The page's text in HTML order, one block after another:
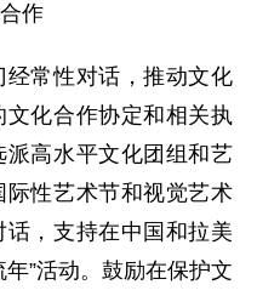
作
常性对话，推动文化
化合作协定和相关执
高水平文化团组和艺
性艺术节和视觉艺术
，支持在中国和拉美
”活动。鼓励在保护文